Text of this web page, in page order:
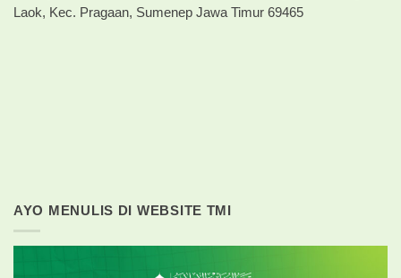
Laok, Kec. Pragaan, Sumenep Jawa Timur 69465
AYO MENULIS DI WEBSITE TMI